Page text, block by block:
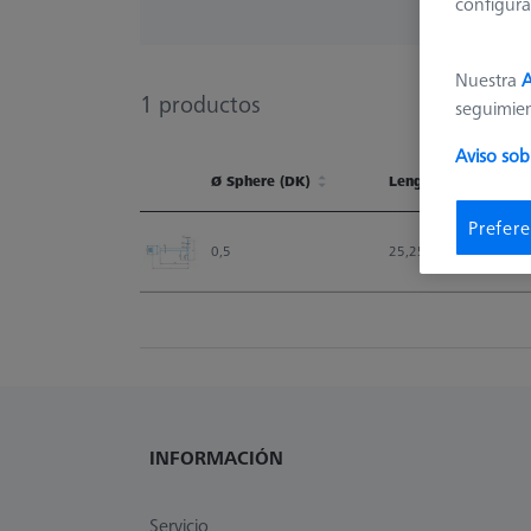
1 productos
Ø Sphere (DK) Length (L)
0,5
25,25
INFORMACIÓN
Servicio
Nuestra
Aviso